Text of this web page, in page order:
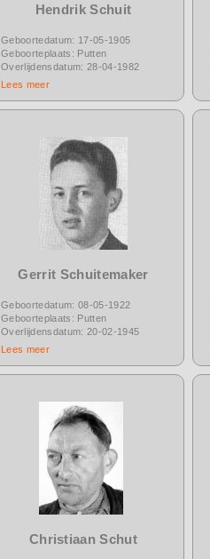
Hendrik Schuit
Geboortedatum: 17-05-1905
Geboorteplaats: Putten
Overlijdensdatum: 28-04-1982
Lees meer
Gerrit Schuitemaker
Geboortedatum: 08-05-1922
Geboorteplaats: Putten
Overlijdensdatum: 20-02-1945
Lees meer
Christiaan Schut